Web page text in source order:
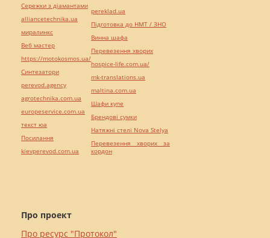
Про проект
Про ресурс "Протокол"
Сережки з діамантами
alliancetechnika.ua
миралинкс
Веб мастер
https://motokosmos.ua/
Синтезатори
perevod.agency
agrotechnika.com.ua
europeservice.com.ua
текст юа
Посилання
kievperevod.com.ua
pereklad.ua
Підготовка до НМТ / ЗНО
Винна шафа
Перевезення хворих
hospice-life.com.ua/
mk-translations.ua
maltina.com.ua
Шафи купе
Брендові сумки
Натяжні стелі Nova Stelya
Перевезення хворих за
кордон